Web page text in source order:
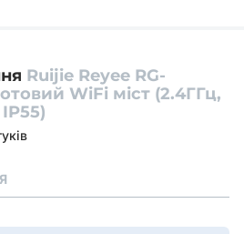
Ruijie Reyee RG-
WiFi міст (2.4ГГц,